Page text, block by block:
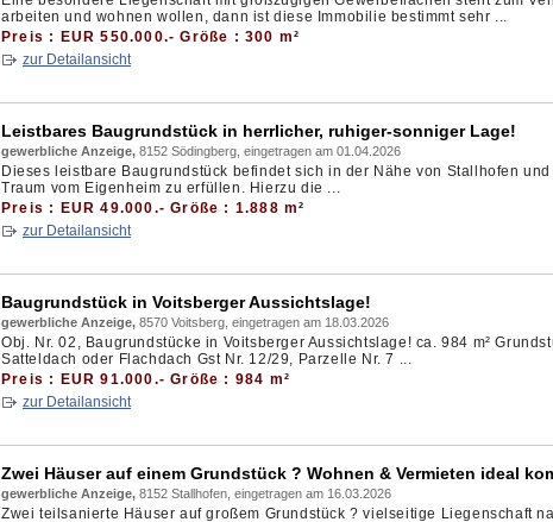
arbeiten und wohnen wollen, dann ist diese Immobilie bestimmt sehr ...
Preis : EUR 550.000.- Größe : 300 m²
zur Detailansicht
Leistbares Baugrundstück in herrlicher, ruhiger-sonniger Lage!
gewerbliche Anzeige, 8152 Södingberg, eingetragen am 01.04.2026
Dieses leistbare Baugrundstück befindet sich in der Nähe von Stallhofen
Traum vom Eigenheim zu erfüllen. Hierzu die ...
Preis : EUR 49.000.- Größe : 1.888 m²
zur Detailansicht
Baugrundstück in Voitsberger Aussichtslage!
gewerbliche Anzeige, 8570 Voitsberg, eingetragen am 18.03.2026
Obj. Nr. 02, Baugrundstücke in Voitsberger Aussichtslage! ca. 984 m²
Satteldach oder Flachdach Gst Nr. 12/29, Parzelle Nr. 7 ...
Preis : EUR 91.000.- Größe : 984 m²
zur Detailansicht
Zwei Häuser auf einem Grundstück ? Wohnen & Vermieten ideal
gewerbliche Anzeige, 8152 Stallhofen, eingetragen am 16.03.2026
Zwei teilsanierte Häuser auf großem Grundstück ? vielseitige Liegenschaft